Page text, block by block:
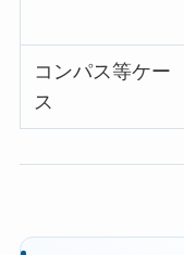
コンパス等ケー
ス